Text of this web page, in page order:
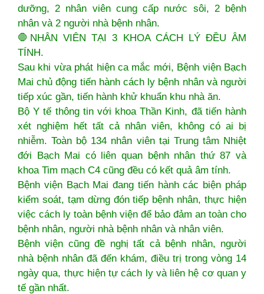
dưỡng, 2 nhân viên cung cấp nước sôi, 2 bệnh
nhân và 2 người nhà bệnh nhân.
🛑NHÂN VIÊN TẠI 3 KHOA CÁCH LÝ ĐỀU ÂM
TÍNH.
Sau khi vừa phát hiện ca mắc mới, Bệnh viện Bạch
Mai chủ động tiến hành cách ly bệnh nhân và người
tiếp xúc gần, tiến hành khử khuẩn khu nhà ăn.
Bộ Y tế thông tin với khoa Thần Kinh, đã tiến hành
xét nghiệm hết tất cả nhân viên, không có ai bị
nhiễm. Toàn bộ 134 nhân viên tại Trung tâm Nhiệt
đới Bạch Mai có liên quan bệnh nhân thứ 87 và
khoa Tim mạch C4 cũng đều có kết quả âm tính.
Bệnh viện Bạch Mai đang tiến hành các biện pháp
kiểm soát, tạm dừng đón tiếp bệnh nhân, thực hiện
việc cách ly toàn bệnh viện để bảo đảm an toàn cho
bệnh nhân, người nhà bệnh nhân và nhân viên.
Bệnh viện cũng đề nghị tất cả bệnh nhân, người
nhà bệnh nhân đã đến khám, điều trị trong vòng 14
ngày qua, thực hiện tự cách ly và liên hệ cơ quan y
tế gần nhất.